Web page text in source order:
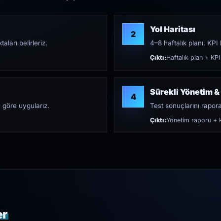
belirleriz.
2 Yol Haritası
4–8 haftalık planı,
Çıktı:Haftalık plan +
uygularız.
4 Sürekli Yönetim &
Test sonuçlarını
Çıktı:Yönetim raporu +